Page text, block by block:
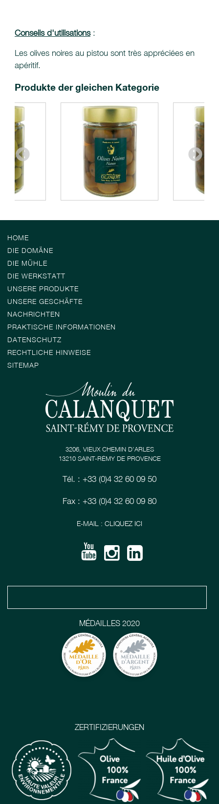
Conseils d'utilisations:
Les olives noires au pistou sont très appréciées en
apéritif.
Produkte der gleichen Kategorie
HOME
DIE DOMÄNE
DIE MÜHLE
DIE WERKSTATT
UNSERE PRODUKTE
UNSERE GESCHÄFTE
NACHRICHTEN
PRAKTISCHE INFORMATIONEN
DATENSCHUTZ
RECHTLICHE HINWEISE
SITEMAP
ZERTIFIZIERUNGEN
MÉDAILLES 2020
3206, VIEUX CHEMIN D’ARLES
13210 SAINT-RÉMY DE PROVENCE
Tél. : +33 (0)4 32 60 09 50
Fax : +33 (0)4 32 60 09 80
E-MAIL : CLIQUEZ ICI